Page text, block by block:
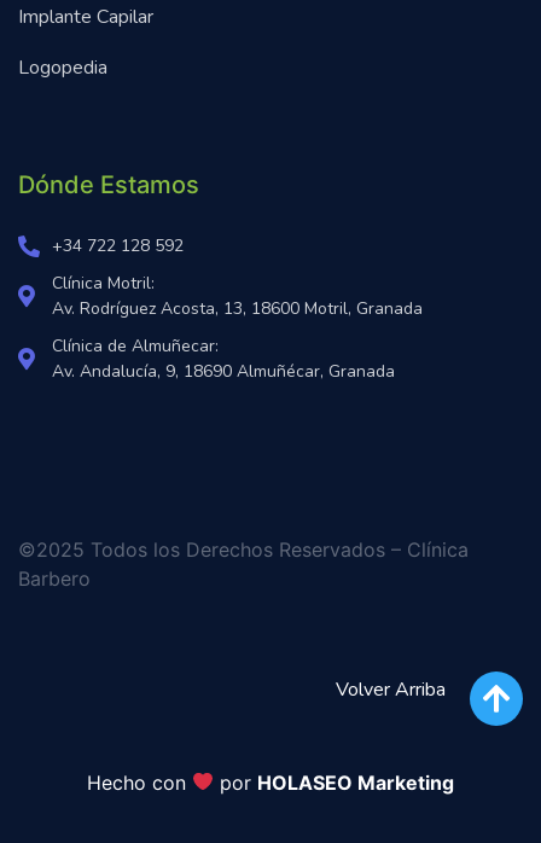
Implante Capilar
Logopedia
Dónde Estamos
+34 722 128 592
Clínica Motril:
Av. Rodríguez Acosta, 13, 18600 Motril, Granada
Clínica de Almuñecar:
Av. Andalucía, 9, 18690 Almuñécar, Granada
©2025 Todos los Derechos Reservados – Clínica
Barbero
Volver Arriba
Hecho con por HOLASEO Marketing